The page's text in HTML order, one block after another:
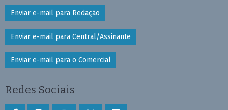
Enviar e-mail para Redação
Enviar e-mail para Central/Assinante
Enviar e-mail para o Comercial
Redes Sociais